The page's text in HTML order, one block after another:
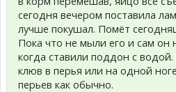
сегодня вечером поставила
лучше покушал. Помёт
Пока что не мыли его и сам он
когда ставили поддон с
клюв в перья или на одной
перьев как обычно.